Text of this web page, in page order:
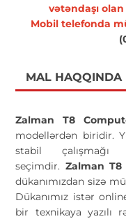
vətəndaşı
Mobil telefonda
MAL HAQQINDA
Zalman T8
modellərdən biridir.
stabil
seçimdir. Zalman T8
dükanımızdan sizə
Dükanımız istər
bir texnikaya yazılı